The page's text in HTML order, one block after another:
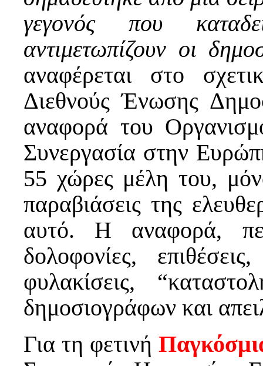
γεγονός που
αντιμετωπίζουν οι
αναφέρεται στο
Διεθνούς Ένωσης
αναφορά του
Συνεργασία στην
55 χώρες μέλη του,
παραβιάσεις της
αυτό. Η αναφορά,
δολοφονίες,
φυλακίσεις,
δημοσιογράφων και
Για τη φετινή